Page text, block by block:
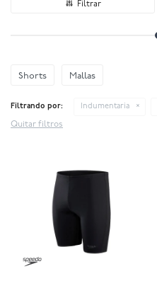
Shorts Mallas
Filtrando por: Indumentaria
Quitar filtros